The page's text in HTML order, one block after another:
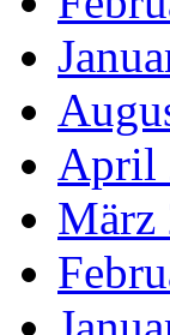
April
März